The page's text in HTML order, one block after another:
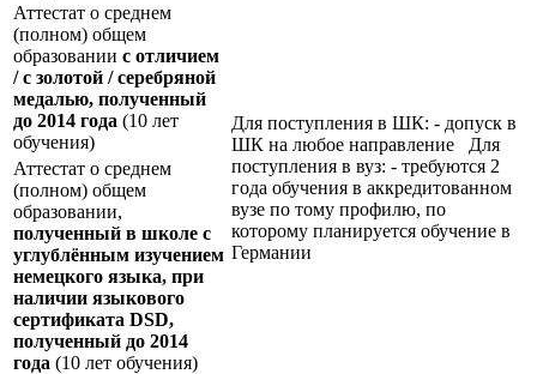
Аттестат о среднем
(полном) общем
образовании с отличием
/ с золотой / серебряной
медалью, полученный
до 2014 года (10 лет
обучения)
Для поступления в ШК: - допуск в
ШК на любое направление Для
поступления в вуз: - требуются 2
года обучения в аккредитованном
вузе по тому профилю, по
которому планируется обучение в
Германии
Аттестат о среднем
(полном) общем
образовании,
полученный в школе с
углублённым изучением
немецкого языка, при
наличии языкового
сертификата DSD,
полученный до 2014
года (10 лет обучения)